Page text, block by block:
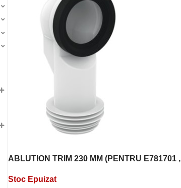
ABLUTION TRIM 230 MM (PENTRU E781701 ,
Stoc Epuizat